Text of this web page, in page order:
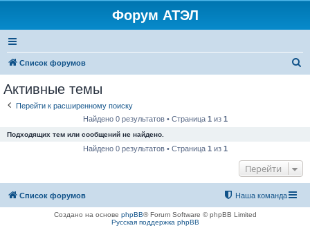
Форум АТЭЛ
Список форумов
Активные темы
Перейти к расширенному поиску
Найдено 0 результатов • Страница 1 из 1
Подходящих тем или сообщений не найдено.
Найдено 0 результатов • Страница 1 из 1
Перейти
Список форумов Наша команда
Создано на основе phpBB® Forum Software © phpBB Limited
Русская поддержка phpBB